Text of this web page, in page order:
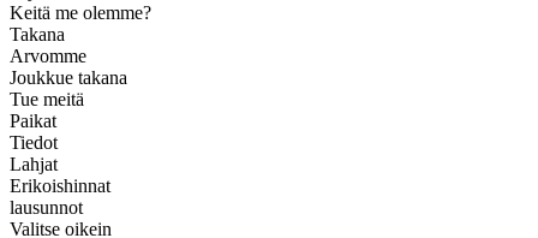
Keitä me olemme?
Takana
Arvomme
Joukkue takana
Tue meitä
Paikat
Tiedot
Lahjat
Erikoishinnat
lausunnot
Valitse oikein